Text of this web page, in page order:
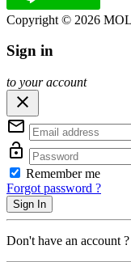
Copyright © 2026
Sign in
to your account
close
mail_outline
lock_open
Remember me
Forgot password ?
Sign In
Don't have an account ?